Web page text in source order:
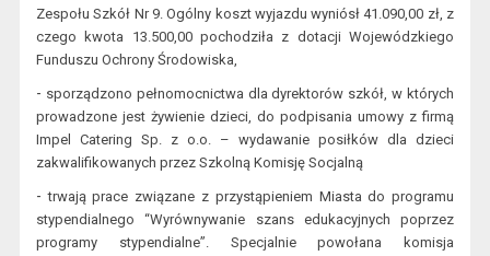
Zespołu Szkół Nr 9.Ogólny koszt wyjazdu wyniósł 41.090,00 zł, z
czego kwota 13.500,00 pochodziła z dotacjiWojewódzkiego
Funduszu Ochrony Środowiska,
- sporządzono pełnomocnictwa dla dyrektorów szkół, w których
prowadzone jest żywienie dzieci, do podpisania umowy z firmą
Impel Catering Sp. z o.o. – wydawanie posiłków dla dzieci
zakwalifikowanych przez Szkolną Komisję Socjalną
-trwają prace związane z przystąpieniem Miasta do programu
stypendialnego “Wyrównywanie szans edukacyjnych poprzez
programy stypendialne”. Specjalnie powołana komisja